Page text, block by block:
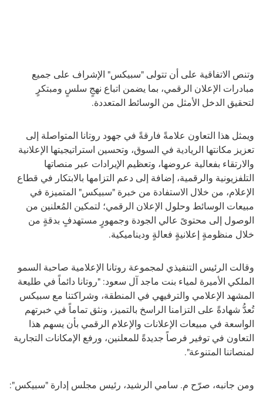
وتنص الاتفاقية على أن تتولى "سبيكس" الإشراف على جميع
مبادرات الإعلان الرقمي، بما يضمن اتباع نهجٍ سلسٍ ومبتكرٍ
لتحقيق الدخل الأمثل من الوسائط المتعددة.
ويمثل هذا التعاون علامةً فارقةً في جهود روتانا المتواصلة إلى
تعزيز مكانتها الريادية في السوق، وتحسين استراتيجيتها الإعلانية
والارتقاء بفعالية عروضها، وتعظيم الإيرادات عبر منصاتها
التلفزيونية والرقمية، إضافة إلى دعم التزامها بالابتكار في قطاع
الإعلام، من خلال الاستفادة من خبرة "سبيكس" المتميزة في
مبيعات الوسائط وحلول الإعلان الرقمي؛ لتمكين المُعلنين من
الوصول إلى محتوىً عالي الجودة وجمهورٍ مستهدفٍ بدقةٍ من
خلال منظومةٍ إعلانيةٍ فعالةٍ وديناميكية.
وقالت الرئيس التنفيذي لمجموعة روتانا الإعلامية صاحبة السمو
الملكي الأميرة لمياء بنت ماجد آل سعود: "روتانا دائماً في طليعة
المشهد الإعلامي والترفيهي في المنطقة، وشراكتنا مع سبيكس
تُعدُّ شهادةً على التزامنا الراسخ بالتميز، ونثق تماماً في خبرتهم
الواسعة في مبيعات الإعلانات والإعلام الرقمي بأن يسهم هذا
التعاون في توفير فرصاً جديدةً للمعلنين، ورفع الإمكانات التجارية
لمنصاتنا المتنوعة."
ومن جانبه، صرّح م. سامي الرشيد، رئيس مجلس إدارة "سبيكس":